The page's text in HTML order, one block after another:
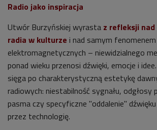
Radio jako inspiracja
Utwór Burzyńskiej wyrasta z refleksji
radia w kulturze i nad samym
elektromagnetycznych – niewidzialnego
ponad wieku przenosi dźwięki, emocje i
sięga po charakterystyczną estetykę
radiowych: niestabilność sygnału, odgłosy
pasma czy specyficzne "oddalenie"
przez technologię.